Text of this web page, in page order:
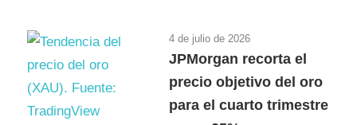
4 de julio de 2026
JPMorgan recorta el
precio objetivo del oro
para el cuarto trimestre